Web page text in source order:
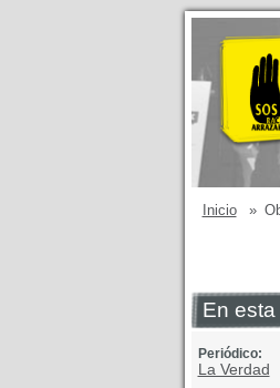
Inicio »
En
Periódico:
La Verdad